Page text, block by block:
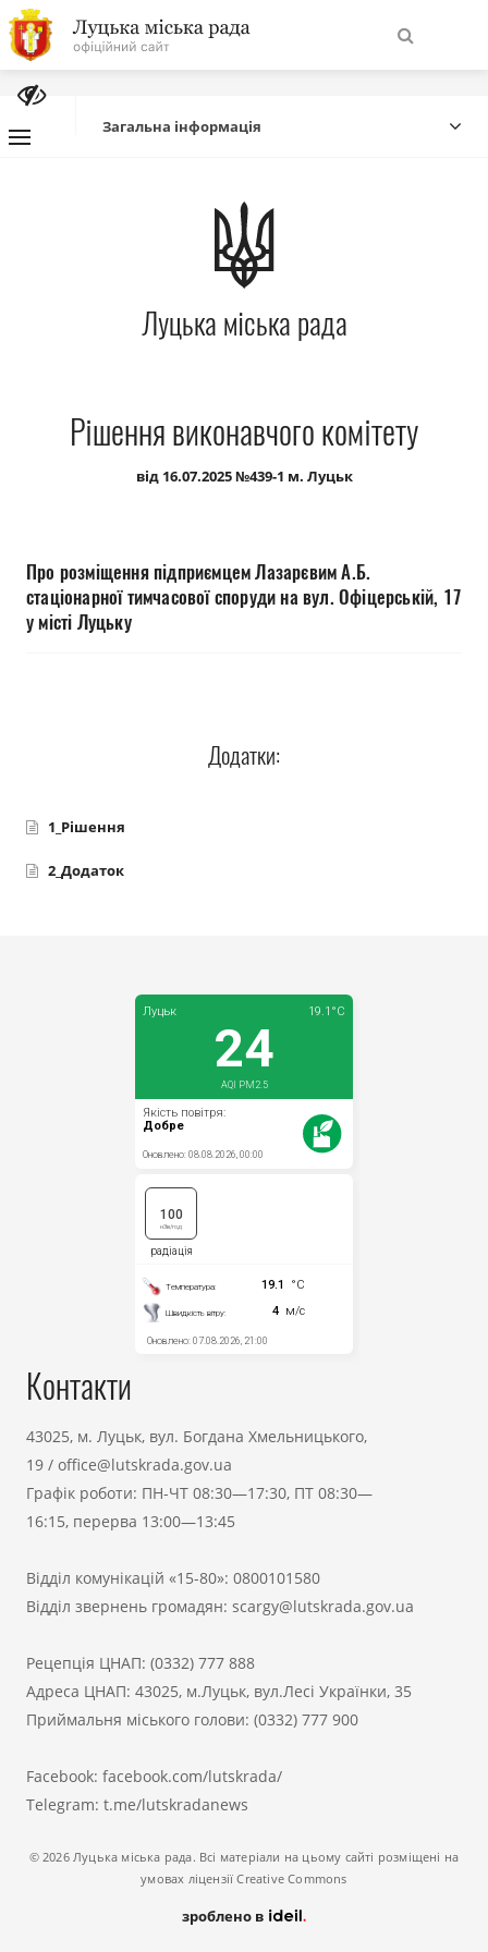
На
головну
Про місто
Міська влада
Міська рада
Публічна інформація
Документи
Загальна інформація
Луцька міська рада
Рішення виконавчого комітету
від 16.07.2025 №439-1 м. Луцьк
Про розміщення підприємцем Лазарєвим А.Б.
стаціонарної тимчасової споруди на вул. Офіцерській, 17
у місті Луцьку
Додатки:
1_Рішення
2_Додаток
Контакти
43025, м. Луцьк, вул. Богдана Хмельницького,
19 / office@lutskrada.gov.ua
Графік роботи: ПН-ЧТ 08:30—17:30, ПТ 08:30—
16:15, перерва 13:00—13:45
Відділ комунікацій «15-80»: 0800101580
Відділ звернень громадян: scargy@lutskrada.gov.ua
Рецепція ЦНАП: (0332) 777 888
Адреса ЦНАП: 43025, м.Луцьк, вул.Лесі Українки, 35
Приймальня міського голови: (0332) 777 900
Facebook: facebook.com/lutskrada/
Telegram: t.me/lutskradanews
© 2026 Луцька міська рада. Всі матеріали на цьому сайті розміщені на
умовах ліцензії Creative Commons
зроблено в